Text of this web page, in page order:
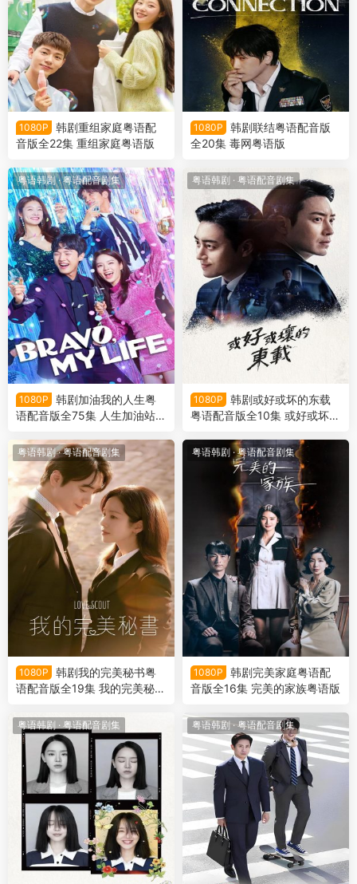
1080P
韩剧重组家庭粤语配
音版全22集 重组家庭粤语版
1080P
韩剧联结粤语配音版
全20集 毒网粤语版
粤语韩剧·粤语配音剧集
1080P
韩剧加油我的人生粤
语配音版全75集 人生加油站粤
粤语韩剧 · 粤语配音剧集
1080P
韩剧或好或坏的东载
粤语配音版全10集 或好或坏的
粤语韩剧·粤语配音剧集
1080P
韩剧我的完美秘书粤
语配音版全19集 我的完美秘书
粤语韩剧·粤语配音剧集
1080P
韩剧完美家庭粤语配
音版全16集 完美的家族粤语版
粤语韩剧 · 粤语配音剧集 粤语韩剧 · 粤语配音剧集